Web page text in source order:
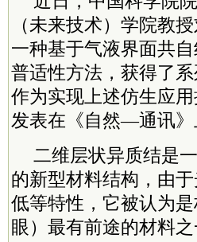
（未来技术）学院教
一种基于气液界面共
普适性方法，获得了
作为实现上述仿生应
发表在《自然—通讯》
二维层状异质结是
的新型材料结构，由
低等特性，它被认为
眼）最有前途的材料之